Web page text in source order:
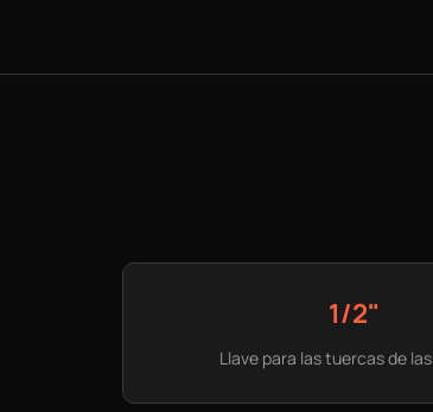
1/2"
Llave para las tuercas de